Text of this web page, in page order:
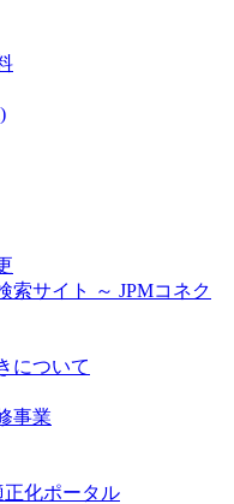
索サイト ～ JPMコネク
について
事業
化ポータル